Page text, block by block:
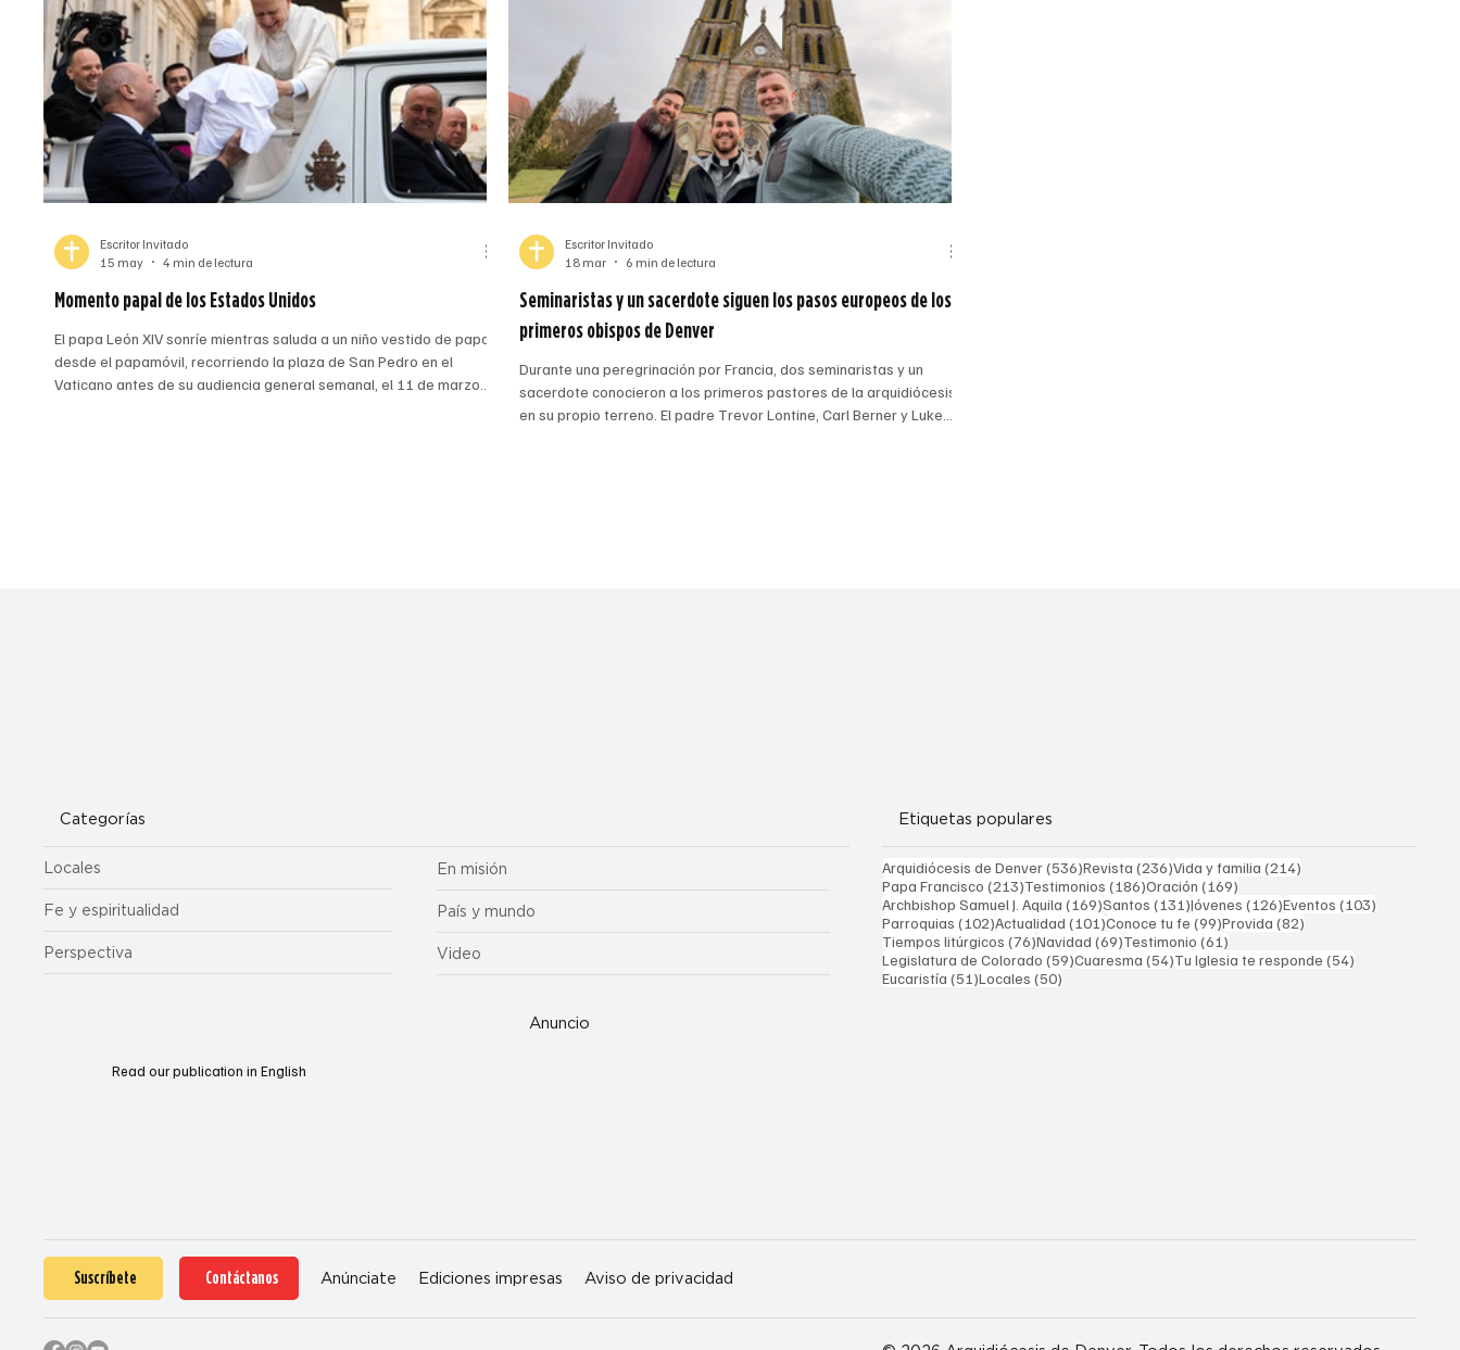
Momento papal de los Estados Unidos
El papa León XIV sonríe mientras saluda a un niño vestido de papa
desde el papamóvil, recorriendo la plaza de San Pedro en el
Vaticano antes de su audiencia general semanal, el 11 de marzo
Escritor Invitado
15 may
4 min de lectura
Seminaristas y un sacerdote siguen los pasos europeos de los
primeros obispos de Denver
Durante una peregrinación por Francia, dos seminaristas y un
sacerdote conocieron a los primeros pastores de la arquidiócesis
en su propio terreno. El padre Trevor Lontine, Carl Berner y Luke
Escritor Invitado
18 mar
6 min de lectura
Categorías
Locales
Fe y espiritualidad
Perspectiva
En misión
País y mundo
Video
Etiquetas populares
Arquidiócesis de Denver(536)536 entradas
Revista (236)236 entradas
Vida y familia (214)214 entradas
Papa Francisco (213)213 entradas
Testimonios (186)186 entradas
Oración (169)169 entradas
Archbishop Samuel J. Aquila (169)169 entradas
Santos (131)131 entradas
Jóvenes (126)126 entradas
Eventos (103)103
Parroquias (102)102 entradas
Actualidad (101)101 entradas
Conoce tu fe (99)99 entradas
Provida (82)82 entradas
Tiempos litúrgicos (76)76 entradas
Navidad (69)69 entradas
Testimonio (61)61 entradas
Legislatura de Colorado (59)59 entradas
Cuaresma (54)54 entradas
Tu Iglesia te responde (54)54 entradas
Eucaristía (51)51 entradas
Locales (50)50 entradas
Read our publication in English
Anuncio
Suscríbete Contáctanos Anúnciate Ediciones impresas Aviso de privacidad